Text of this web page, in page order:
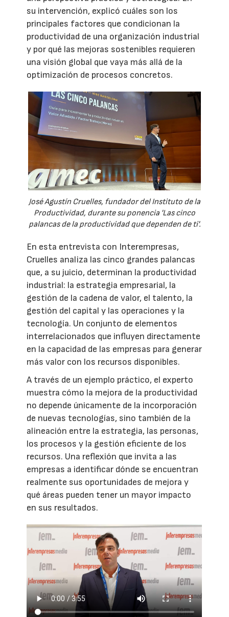
su intervención, explicó cuáles son los
principales factores que condicionan la
productividad de una organización industrial
y por qué las mejoras sostenibles requieren
una visión global que vaya más allá de la
optimización de procesos concretos.
José Agustín Cruelles, fundador del Instituto de la
Productividad, durante su ponencia 'Las cinco
palancas de la productividad que dependen de ti'.
En esta entrevista con Interempresas,
Cruelles analiza las cinco grandes palancas
que, a su juicio, determinan la productividad
industrial: la estrategia empresarial, la
gestión de la cadena de valor, el talento, la
gestión del capital y las operaciones y la
tecnología. Un conjunto de elementos
interrelacionados que influyen directamente
en la capacidad de las empresas para generar
más valor con los recursos disponibles.
A través de un ejemplo práctico, el experto
muestra cómo la mejora de la productividad
no depende únicamente de la incorporación
de nuevas tecnologías, sino también de la
alineación entre la estrategia, las personas,
los procesos y la gestión eficiente de los
recursos. Una reflexión que invita a las
empresas a identificar dónde se encuentran
realmente sus oportunidades de mejora y
qué áreas pueden tener un mayor impacto
en sus resultados.